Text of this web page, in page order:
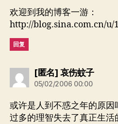
欢迎到我的博客一游：
http://blog.sina.com.cn/u/
回复
[匿名] 哀伤蚊子说：
05/02/2006 00:00
或许是人到不惑之年的原因
过多的理智失去了真正生活